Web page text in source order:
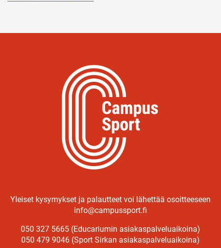
Yleiset kysymykset ja palautteet voi lähettää osoitteeseen
info@campussport.fi
050 327 5665 (Educariumin asiakaspalveluaikoina)
050 479 9046 (Sport Sirkan asiakaspalveluaikoina)